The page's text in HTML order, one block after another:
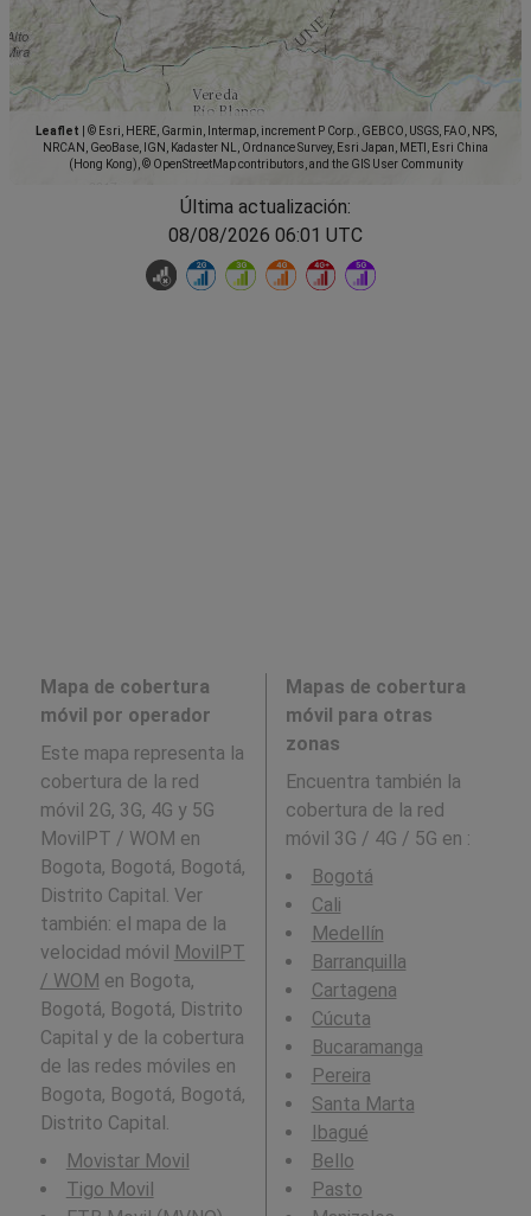
Leaflet
© Esri, HERE, Garmin, Intermap, increment P Corp., GEBCO, USGS, FAO, NPS,
NRCAN, GeoBase, IGN, Kadaster NL, Ordnance Survey, Esri Japan, METI, Esri China
(Hong Kong), © OpenStreetMap contributors, and the GIS User Community
Última actualización:
08/08/2026 06:01 UTC
Mapa de cobertura
móvil por operador
Este mapa representa la
cobertura de la red
móvil 2G, 3G, 4G y 5G
MovilPT / WOM en
Bogota, Bogotá, Bogotá,
Distrito Capital. Ver
también: el mapa de la
velocidad móvil MovilPT
/ WOM en Bogota,
Bogotá, Bogotá, Distrito
Capital y de la cobertura
de las redes móviles en
Bogota, Bogotá, Bogotá,
Distrito Capital.
Movistar Movil
Tigo Movil
Mapas de cobertura
móvil para otras
zonas
Encuentra también la
cobertura de la red
móvil 3G / 4G / 5G en :
Bogotá
Cali
Medellín
Barranquilla
Cartagena
Cúcuta
Bucaramanga
Pereira
Santa Marta
Ibagué
Bello
Pasto